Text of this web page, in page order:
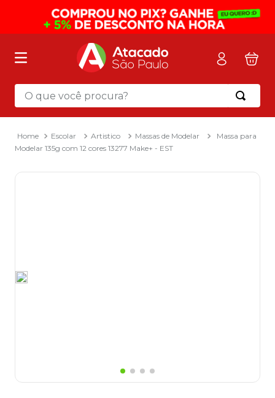
O que você procura?
Escolar Artistico Massas de Modelar
Massa para
Modelar 135g com 12 cores 13277 Make+ - EST
Termos mais buscados
mochila
2º sacola
3º mala
8